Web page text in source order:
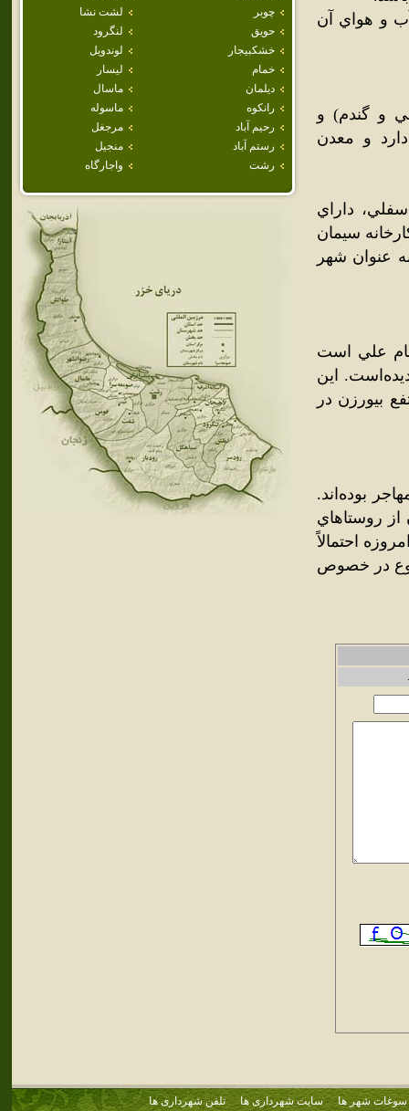
چوبر
لشت نشا
حويق
لنگرود
خشكبيجار
لوندويل
خمام
ليسار
ديلمان
ماسال
رانكوه
ماسوله
رحيم آباد
مرجغل
رستم آباد
منجيل
رشت
واجارگاه
دارد و آب و هواي آن
و گندم) و
و معدن
داراي
سيمان
برق و شهرک‌هاي کوچک و بزرگ است که از سال 1360 به عنوان شهر
علي است
اين
بيورزن در
بوده‌اند.
از روستاهاي
احتمالاً
در خصوص
سوغات شهر ها سایت شهرداری ها تلفن شهرداری ها